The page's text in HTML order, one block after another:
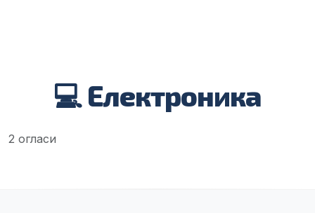
💻 Електроника
2 огласи